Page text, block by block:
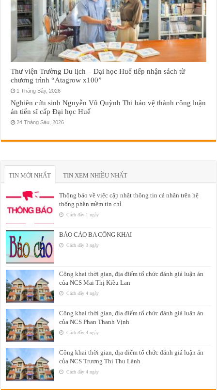
Thư viện Trường Du lịch – Đại học Huế tiếp nhận sách từ
chương trình “Atagrow x100”
1 Tháng Bảy, 2026
Nghiên cứu sinh Nguyễn Vũ Quỳnh Thi bảo vệ thành công luận
án tiến sĩ cấp Đại học Huế
24 Tháng Sáu, 2026
TIN MỚI NHẤT TIN XEM NHIỀU NHẤT
Thông báo về việc cập nhật thông tin cá nhân trên hệ
thống phần mềm tín chỉ
Cách đây 1 ngày
BÁO CÁO BA CÔNG KHAI
Cách đây 3 ngày
Công khai thời gian, địa điểm tổ chức đánh giá luận án
của NCS Mai Thị Kiều Lan
Cách đây 4 ngày
Công khai thời gian, địa điểm tổ chức đánh giá luận án
của NCS Phan Thanh Vịnh
Cách đây 4 ngày
Công khai thời gian, địa điểm tổ chức đánh giá luận án
của NCS Trương Thị Thu Lành
Cách đây 4 ngày